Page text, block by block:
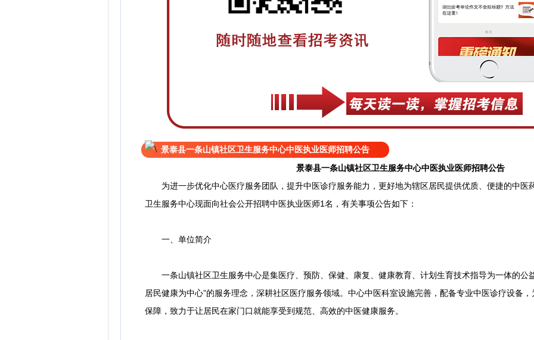
景泰县一条山镇社区卫生服务中心中医执业医师招聘公告
景泰县一条山镇社区卫生服务中心中医执业医师招聘公告
为进一步优化中心医疗服务团队，提升中医诊疗服务能力，更好地为辖区居民提供优质、便捷的中医
卫生服务中心现面向社会公开招聘中医执业医师1名，有关事项公告如下：
一、单位简介
一条山镇社区卫生服务中心是集医疗、预防、保健、康复、健康教育、计划生育技术指导为一体的公
居民健康为中心”的服务理念，深耕社区医疗服务领域。中心中医科室设施完善，配备专业中医诊疗设备
保障，致力于让居民在家门口就能享受到规范、高效的中医健康服务。